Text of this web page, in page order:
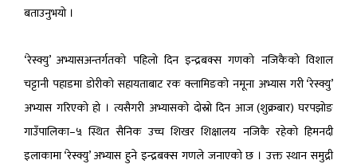
बताउनुभयो ।
‘रेस्क्यु’ अभ्यासअन्तर्गतको पहिलो दिन इन्द्रबक्स गणको नजिकैको विशाल
चट्टानी पहाडमा डोरीको सहायताबाट रक क्लामिङको नमूना अभ्यास गरी‘रेस्क्यु’
अभ्यास गरिएको हो । त्यसैगरी अभ्यासको दोस्रो दिन आज(शुक्रबार)घरपझोङ
गाउँपालिका–५ स्थित सैनिक उच्च शिखर शिक्षालय नजिकै रहेको हिमनदी
इलाकामा‘रेस्क्यु’अभ्यासहुने इन्द्रबक्स गणलेजनाएकोछ । उक्तस्थानसमुद्री